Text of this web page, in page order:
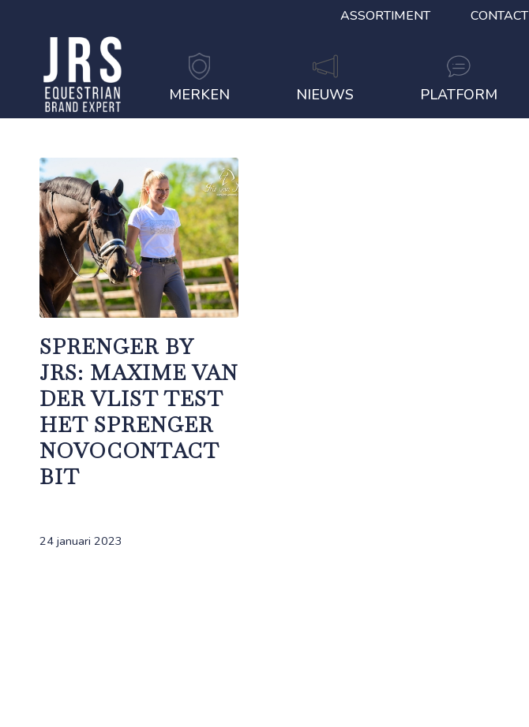
ASSORTIMENT CONTACT
MERKEN NIEUWS PLATFORM
SPRENGER BY
JRS: MAXIME VAN
DER VLIST TEST
HET SPRENGER
NOVOCONTACT
BIT
24 januari 2023